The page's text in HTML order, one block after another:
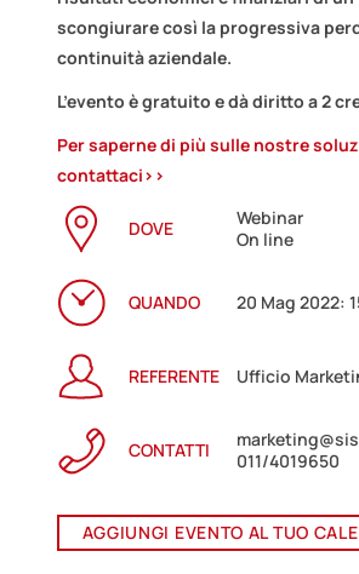
scongiurare così la progressiva
continuità aziendale.
L’evento è gratuito e dà diritto a 2
Per saperne di più sulle nostre
contattaci>>
DOVE
Webinar
On line
QUANDO 20 Mag 2022:
REFERENTE Ufficio
CONTATTI
011/4019650
AGGIUNGI EVENTO AL TUO